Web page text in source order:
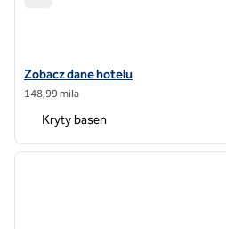
Zobacz szczegóły hotelu Hilton
Zobacz dane hotelu
148,99 mila
Kryty basen
1 z 12